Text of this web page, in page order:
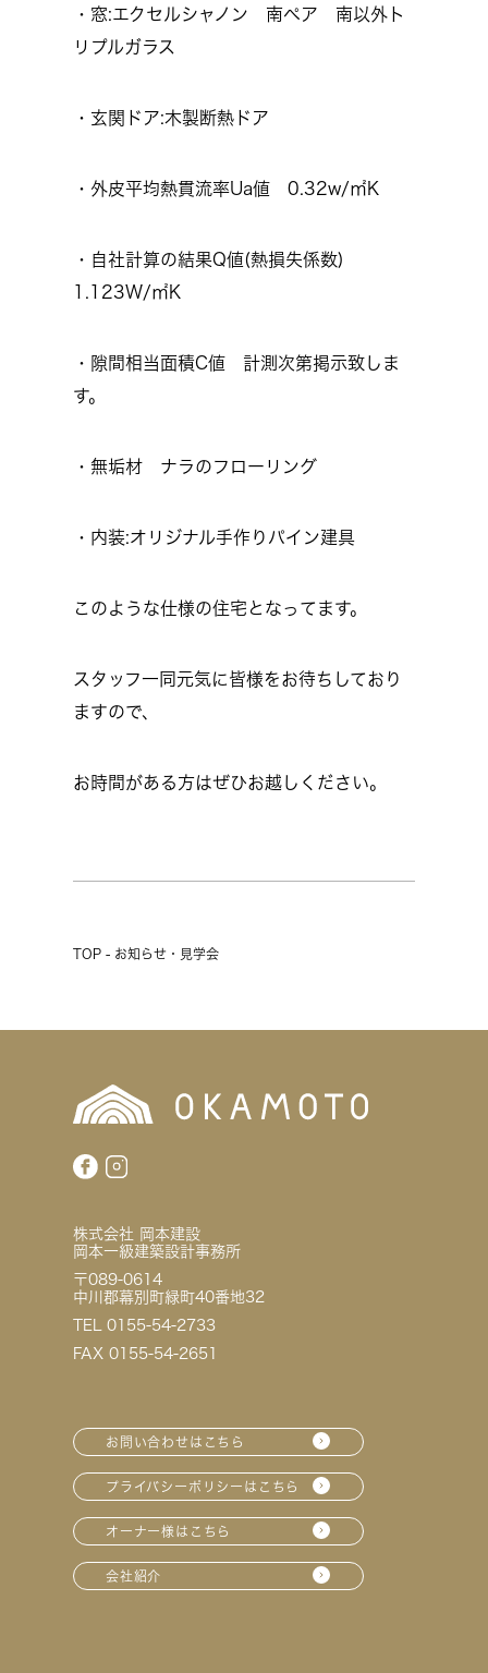
・窓:エクセルシャノン 南ペア 南以外ト
リプルガラス
・玄関ドア:木製断熱ドア
・外皮平均熱貫流率Ua値 0.32w/㎡K
・自社計算の結果Q値(熱損失係数)
1.123W/㎡K
・隙間相当面積C値 計測次第掲示致しま
す。
・無垢材 ナラのフローリング
・内装:オリジナル手作りパイン建具
このような仕様の住宅となってます。
スタッフ一同元気に皆様をお待ちしており
ますので、
お時間がある方はぜひお越しください。
TOP - お知らせ・見学会
株式会社 岡本建設
岡本一級建築設計事務所
〒089-0614
中川郡幕別町緑町40番地32
TEL 0155-54-2733
FAX 0155-54-2651
お問い合わせはこちら
プライバシーポリシーはこちら
オーナー様はこちら
会社紹介